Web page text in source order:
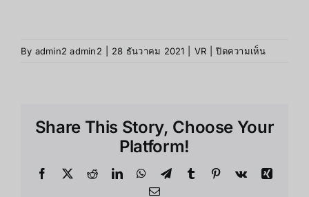
By admin2 admin2 28 ธันวาคม 2021 VR ปิดความเห็นบน
3
จะ
Share This Story, Choose Your
Platform!
Facebook
X RedditLinkedInWhatsApp
TelegramTumblr Pinterest
Vk
Xing
Email